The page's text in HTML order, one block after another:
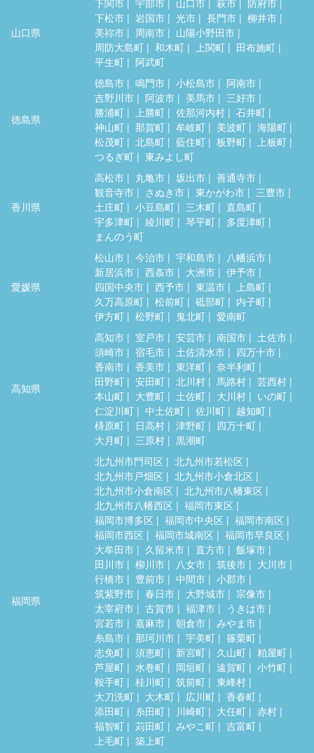
山口県
下松市
岩国市 光市 長門市
柳井市
美祢市
周南市
山陽小野田市
周防大島町
和木町 上関町
田布施町
平生町
阿武町
徳島県
徳島市 鳴門市 小松島市
阿南市
吉野川市
阿波市 美馬市
三好市
勝浦町
上勝町 佐那河内村
石井町
神山町
那賀町 牟岐町 美波町
海陽町
松茂町
北島町 藍住町 板野町
上板町
つるぎ町
東みよし町
香川県
高松市 丸亀市 坂出市
善通寺市
観音寺市
さぬき市 東かがわ市
三豊市
土庄町
小豆島町 三木町
直島町
宇多津町
綾川町 琴平町
多度津町
まんのう町
愛媛県
松山市 今治市 宇和島市
八幡浜市
新居浜市
西条市 大洲市
伊予市
四国中央市
西予市 東温市
上島町
久万高原町
松前町 砥部町
内子町
伊方町
松野町 鬼北町 愛南町
高知県
高知市 室戸市 安芸市 南国市
土佐市
須崎市
宿毛市 土佐清水市
四万十市
香南市
香美市 東洋町
奈半利町
田野町
安田町 北川村 馬路村
芸西村
本山町
大豊町 土佐町 大川村
いの町
仁淀川町
中土佐町 佐川町
越知町
梼原町
日高村 津野町
四万十町
大月町
三原村 黒潮町
福岡県
北九州市門司区
北九州市若松区
北九州市戸畑区
北九州市小倉北区
北九州市小倉南区
北九州市八幡東区
北九州市八幡西区
福岡市東区
福岡市博多区
福岡市中央区
福岡市南区
福岡市西区
福岡市城南区
福岡市早良区
大牟田市
久留米市 直方市
飯塚市
田川市
柳川市 八女市 筑後市
大川市
行橋市
豊前市 中間市
小郡市
筑紫野市
春日市 大野城市
宗像市
太宰府市
古賀市 福津市
うきは市
宮若市
嘉麻市 朝倉市
みやま市
糸島市
那珂川市 宇美町
篠栗町
志免町
須恵町 新宮町 久山町
粕屋町
芦屋町
水巻町 岡垣町 遠賀町
小竹町
鞍手町
桂川町 筑前町
東峰村
大刀洗町
大木町 広川町
香春町
添田町
糸田町 川崎町 大任町
赤村
福智町
苅田町 みやこ町
吉富町
上毛町
築上町